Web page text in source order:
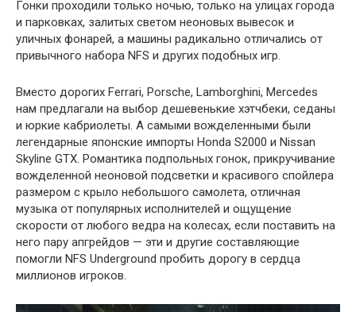
Гонки проходили только ночью, только на улицах города
и парковках, залитых светом неоновых вывесок и
уличных фонарей, а машины радикально отличались от
привычного набора NFS и других подобных игр.
Вместо дорогих Ferrari, Porsche, Lamborghini, Mercedes
нам предлагали на выбор дешевенькие хэтчбеки, седаны
и юркие кабриолеты. А самыми вожделенными были
легендарные японские импорты Honda S2000 и Nissan
Skyline GTX. Романтика подпольных гонок, прикручивание
вожделенной неоновой подсветки и красивого спойлера
размером с крыло небольшого самолета, отличная
музыка от популярных исполнителей и ощущение
скорости от любого ведра на колесах, если поставить на
него пару апгрейдов — эти и другие составляющие
помогли NFS Underground пробить дорогу в сердца
миллионов игроков.